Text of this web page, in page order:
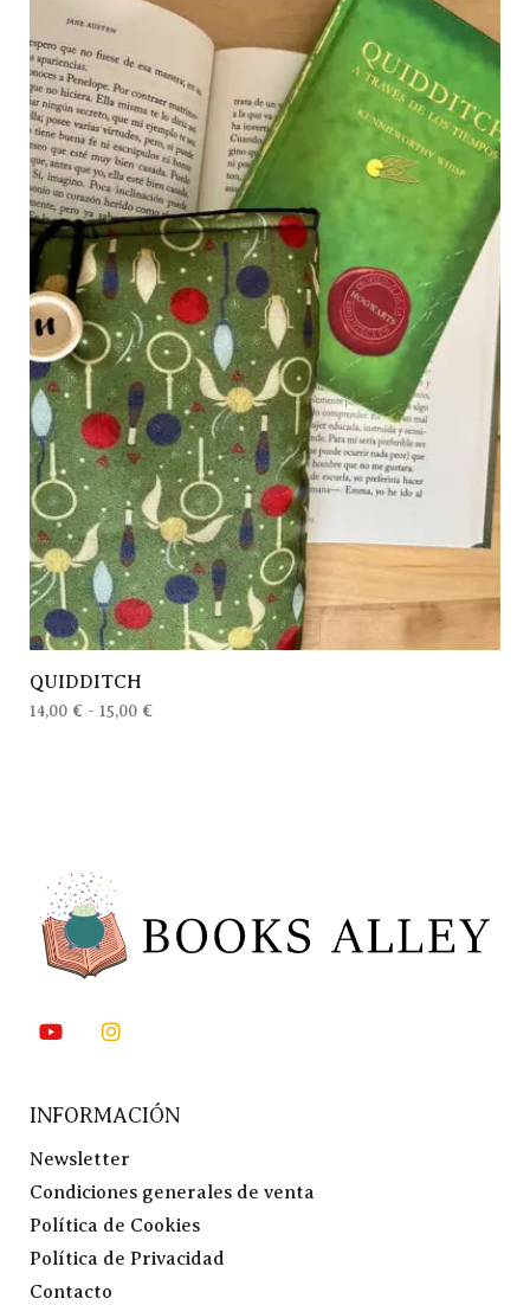
QUIDDITCH
14,00 € - 15,00 €
INFORMACIÓN
Newsletter
Condiciones generales de venta
Política de Cookies
Política de Privacidad
Contacto